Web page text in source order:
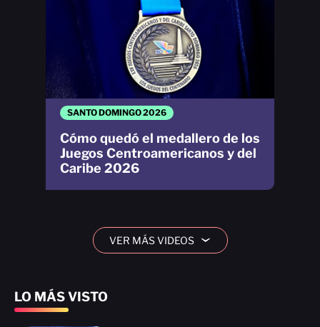
LO MÁS VISTO
SANTO DOMINGO 2026
Cómo quedó el medallero de los
Juegos Centroamericanos y del
Caribe 2026
VER MÁS VIDEOS ›